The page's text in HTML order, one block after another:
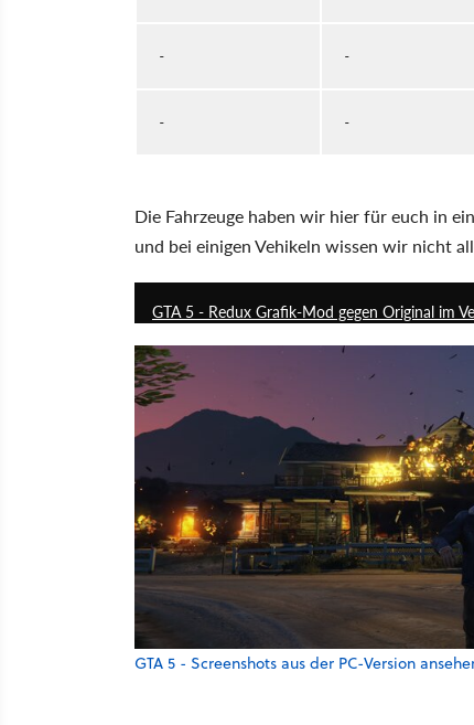
- -
- -
Die Fahrzeuge haben wir hier für euch in
und bei einigen Vehikeln wissen wir nicht
GTA 5 - Redux Grafik-Mod gegen Original im
GTA 5 - Screenshots aus der PC-Version